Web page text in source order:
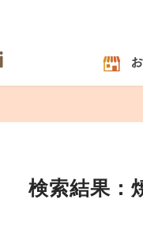
検索結果：